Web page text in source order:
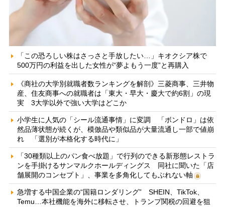
「この恐ろしい株はさっさと手放したい…」キオクシア株で
500万円の利益を出した女性が“夢よもう一度”と再購入
《商社の大学別就職者数ランキングを解剖》三菱商事、三井物
産、住友商事への就職者は「東大・早大・慶大で約6割」の現
実 3大学以外で強い大学はどこか
小学生に人気の「シール流通事情」に変調 「ボンドロ」は依
然品薄状態が続くが、模倣品や類似品が大量流通し一部で値崩
れ 「選別が本格化する時代に」
「30種類以上のパン食べ放題」で行列のできる新形態レストラ
ンを手掛けるサンマルクホールディングス 同社に聞いた「店
舗展開のコンセプト」、事業を多角化してもぶれない軸
急増する中国企業の“国籍ロンダリング” SHEIN、TikTok、
Temu…本社機能を海外に移転させ、トランプ関税の回避を狙